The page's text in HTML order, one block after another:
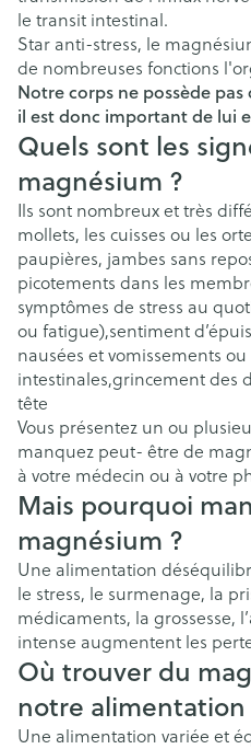
le transit intestinal.
Star anti-stress, le
de nombreuses fonctions
Notre corps ne possède
il est donc important de lui
Quels sont les
magnésium ?
Ils sont nombreux et très
mollets, les cuisses ou les
paupières, jambes sans
picotements dans les
symptômes de stress au
ou fatigue),sentiment
nausées et vomissements
intestinales,grincement des
tête
Vous présentez un ou
manquez peut- être de
à votre médecin ou à votre
Mais pourquoi
magnésium ?
Une alimentation
le stress, le surmenage, la
médicaments, la grossesse,
intense augmentent les
Où trouver du
notre alimentation
Une alimentation variée et